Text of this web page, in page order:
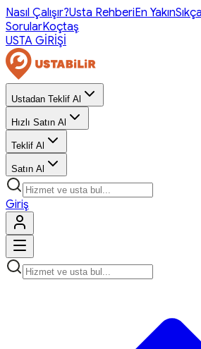
Nasıl Çalışır?Usta RehberiEn Yakın
SorularKoçtaş
USTA GİRİŞİ
Ustadan Teklif Al
Hızlı Satın Al
Teklif Al
Satın Al
Giriş